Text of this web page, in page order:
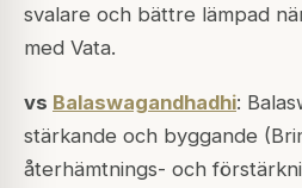
svalare och bättre lämpad
med Vata.
vs Balaswagandhadhi:
stärkande och byggande
återhämtnings- och